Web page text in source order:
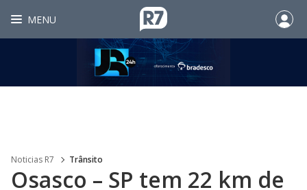
MENU
Noticias R7 Trânsito
Osasco – SP tem 22 km de